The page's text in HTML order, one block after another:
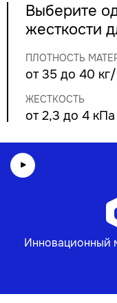
Выберите
жесткости
ПЛОТНОСТЬ
от 35 до 40
ЖЕСТКОСТЬ
от 2,3 до 4 кПа
Инновационный